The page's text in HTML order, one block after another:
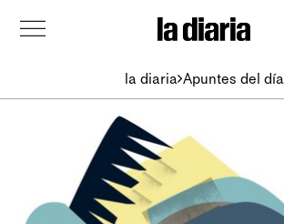
la diaria Apuntes del día